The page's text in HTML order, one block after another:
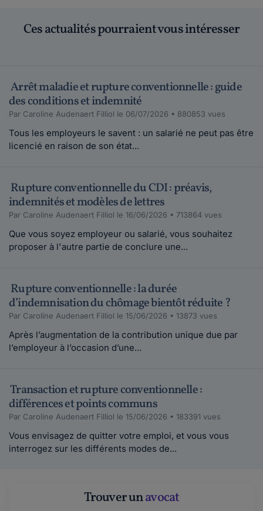
Ces actualités pourraient vous intéresser
Arrêt maladie et rupture conventionnelle : guide
des conditions et indemnité
Par Caroline Audenaert Filliol le 06/07/2026 • 880853 vues
Tous les employeurs le savent : un salarié ne peut pas être
licencié en raison de son état...
Rupture conventionnelle du CDI : préavis,
indemnités et modèles de lettres
Par Caroline Audenaert Filliol le 16/06/2026 • 713864 vues
Que vous soyez employeur ou salarié, vous souhaitez
proposer à l'autre partie de conclure une...
Rupture conventionnelle : la durée
d’indemnisation du chômage bientôt réduite ?
Par Caroline Audenaert Filliol le 15/06/2026 • 13873 vues
Après l’augmentation de la contribution unique due par
l’employeur à l’occasion d’une...
Transaction et rupture conventionnelle :
différences et points communs
Par Caroline Audenaert Filliol le 15/06/2026 • 183391 vues
Vous envisagez de quitter votre emploi, et vous vous
interrogez sur les différents modes de...
Trouver unavocat